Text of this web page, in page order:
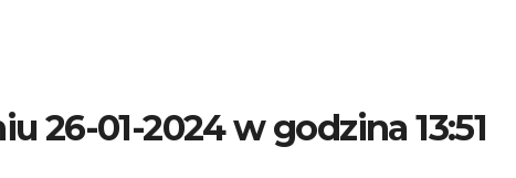
26-01-2024 w godzina 13:51